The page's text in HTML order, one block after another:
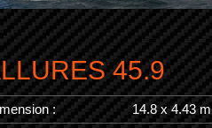
45.9
:
14.8 x 4.43 m